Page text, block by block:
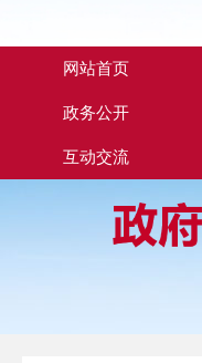
网站首页
政务公开
互动交流